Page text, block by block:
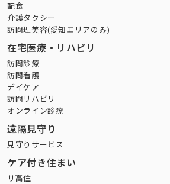
配食
介護タクシー
訪問理美容(愛知エリアのみ)
在宅医療・リハビリ
訪問診療
訪問看護
デイケア
訪問リハビリ
オンライン診療
遠隔見守り
見守りサービス
ケア付き住まい
サ高住